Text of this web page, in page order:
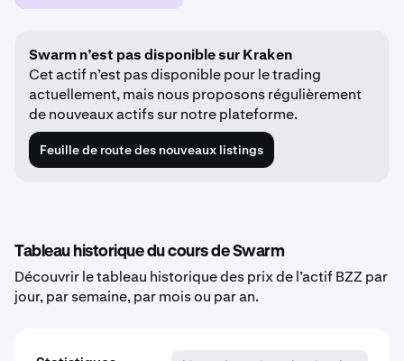
Swarm n’est pas disponible sur Kraken
Cet actif n’est pas disponible pour le trading
actuellement, mais nous proposons régulièrement
de nouveaux actifs sur notre plateforme.
Feuille de route des nouveaux listings
Tableau historique du cours de Swarm
Découvrir le tableau historique des prix de l’actif BZZ par
jour, par semaine, par mois ou par an.